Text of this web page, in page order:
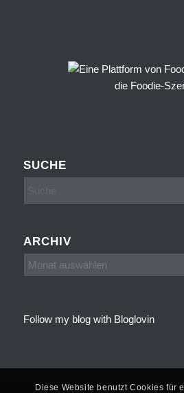
SUCHE
ARCHIV
Follow my blog with Bloglovin
Diese Website benutzt Cookies für